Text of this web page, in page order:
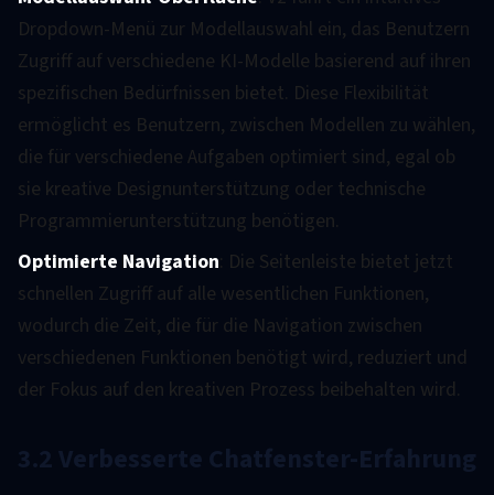
Dropdown-Menü zur Modellauswahl ein, das Benutzern
Zugriff auf verschiedene KI-Modelle basierend auf ihren
spezifischen Bedürfnissen bietet. Diese Flexibilität
ermöglicht es Benutzern, zwischen Modellen zu wählen,
die für verschiedene Aufgaben optimiert sind, egal ob
sie kreative Designunterstützung oder technische
Programmierunterstützung benötigen.
Optimierte Navigation: Die Seitenleiste bietet jetzt
schnellen Zugriff auf alle wesentlichen Funktionen,
wodurch die Zeit, die für die Navigation zwischen
verschiedenen Funktionen benötigt wird, reduziert und
der Fokus auf den kreativen Prozess beibehalten wird.
3.2 Verbesserte Chatfenster-Erfahrung